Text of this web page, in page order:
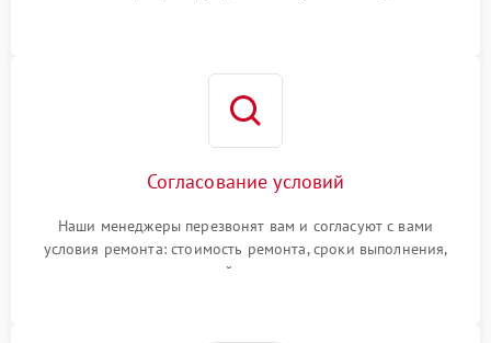
Согласование условий
Наши менеджеры перезвонят вам и согласуют с вами
условия ремонта: стоимость ремонта, сроки выполнения,
гарантийные условия